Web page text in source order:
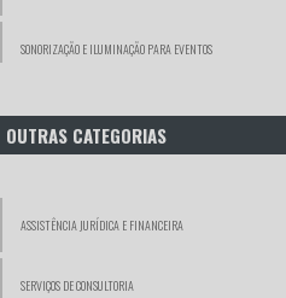
SONORIZAÇÃO E ILUMINAÇÃO PARA EVENTOS
VIDEÓGRAFOS
OUTRAS CATEGORIAS
ASSISTÊNCIA JURÍDICA E FINANCEIRA
SERVIÇOS DE CONSULTORIA